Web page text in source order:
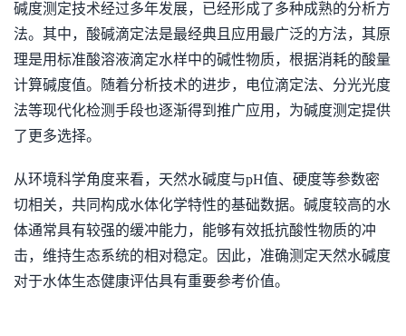
碱度测定技术经过多年发展，已经形成了多种成熟的分析方
法。其中，酸碱滴定法是最经典且应用最广泛的方法，其原
理是用标准酸溶液滴定水样中的碱性物质，根据消耗的酸量
计算碱度值。随着分析技术的进步，电位滴定法、分光光度
法等现代化检测手段也逐渐得到推广应用，为碱度测定提供
了更多选择。
从环境科学角度来看，天然水碱度与pH值、硬度等参数密
切相关，共同构成水体化学特性的基础数据。碱度较高的水
体通常具有较强的缓冲能力，能够有效抵抗酸性物质的冲
击，维持生态系统的相对稳定。因此，准确测定天然水碱度
对于水体生态健康评估具有重要参考价值。